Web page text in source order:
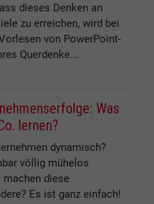
dieses Denken an
zu erreichen, wird bei
von PowerPoint-
Querdenke...
Was
lernen?
dynamisch?
völlig mühelos
machen diese
Es ist ganz einfach!